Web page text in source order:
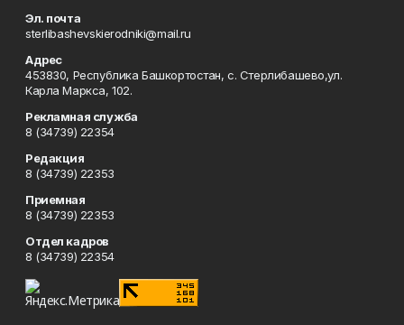
Эл. почта
sterlibashevskierodniki@mail.ru
Адрес
453830, Республика Башкортостан, c. Стерлибашево,ул.
Карла Маркса, 102.
Рекламная служба
8 (34739) 22354
Редакция
8 (34739) 22353
Приемная
8 (34739) 22353
Отдел кадров
8 (34739) 22354